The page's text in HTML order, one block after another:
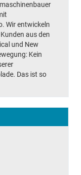
Wir entwickeln
aus den
und New
Kein
Das ist so